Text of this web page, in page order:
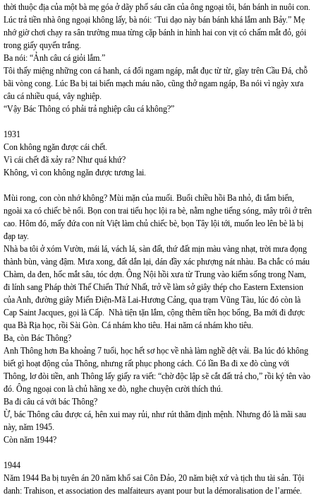
thời thuộc địa của một bà mẹ góa ở dãy phố sáu căn của ông ngoại tôi, bán bánh in nuôi con.
Lúc trả tiền nhà ông ngoại không lấy, bà nói: ‘Tui dạo này bán bánh khá lắm anh Bảy.” Mẹ
nhớ giờ chơi chạy ra sân trường mua từng cặp bánh in hình hai con vịt có chấm mắt đỏ, gói
trong giấy quyến trắng.
Ba nói: “Ảnh câu cá giỏi lắm.”
Tôi thấy miệng những con cá hanh, cá đối ngam ngáp, mắt đục từ từ, gĩay trên Cầu Đá, chỗ
bãi vòng cong. Lúc Ba bị tai biến mạch máu não, cũng thở ngam ngáp, Ba nói vì ngày xưa
câu cá nhiều quá, vây nghiệp.
“Vậy Bác Thông có phải trả nghiệp câu cá không?”
1931
Con không ngăn được cái chết.
Vì cái chết đã xảy ra? Như quá khứ?
Không, vì con không ngăn được tương lai.
Mùi rong, con còn nhớ không? Mùi mặn của muối. Buổi chiều hồi Ba nhỏ, đi tắm biển,
ngoài xa có chiếc bè nổi. Bọn con trai tiểu học lội ra bè, nằm nghe tiếng sóng, mây trôi ở trên
cao. Hôm đó, mấy đứa con nít Việt làm chủ chiếc bè, bọn Tây lội tới, muốn leo lên bè là bị
đạp tay.
Nhà ba tôi ở xóm Vườn, mái lá, vách lá, sàn đất, thứ đất mịn màu vàng nhạt, trời mưa đọng
thành bùn, vàng đậm. Mưa xong, đất dắn lại, dán đầy xác phượng nát nhàu. Ba chắc có máu
Chàm, da đen, hốc mắt sâu, tóc dợn. Ông Nội hồi xưa từ Trung vào kiếm sống trong Nam,
đi lính sang Pháp thời Thế Chiến Thứ Nhất, trở về làm sở giây thép cho Eastern Extension
của Anh, đường giây Miến Điện-Mã Lai-Hương Cảng, qua trạm Vũng Tàu, lúc đó còn là
Cap Saint Jacques, gọi là Cấp. Nhà tiện tặn lắm, cộng thêm tiền học bổng, Ba mới đi được
qua Bà Rịa học, rồi Sài Gòn. Cá nhám kho tiêu. Hai năm cá nhám kho tiêu.
Ba, còn Bác Thông?
Anh Thông hơn Ba khoảng 7 tuổi, học hết sơ học về nhà làm nghề dệt vải. Ba lúc đó không
biết gì hoạt động của Thông, nhưng rất phục phong cách. Có lần Ba đi xe đò cùng với
Thông, lơ đòi tiền, anh Thông lấy giấy ra viết: “chờ độc lập sẽ cắt đất trả cho,” rồi ký tên vào
đó. Ông ngoại con là chủ hãng xe đò, nghe chuyện cười thích thú.
Ba đi câu cá với bác Thông?
Ừ, bác Thông câu được cá, hên xui may rủi, như rút thăm định mệnh. Nhưng đó là mãi sau
này, năm 1945.
Còn năm 1944?
1944
Năm 1944 Ba bị tuyên án 20 năm khổ sai Côn Đảo, 20 năm biệt xứ và tịch thu tài sản. Tội
danh: Trahison, et association des malfaiteurs ayant pour but la démoralisation de l’armée.